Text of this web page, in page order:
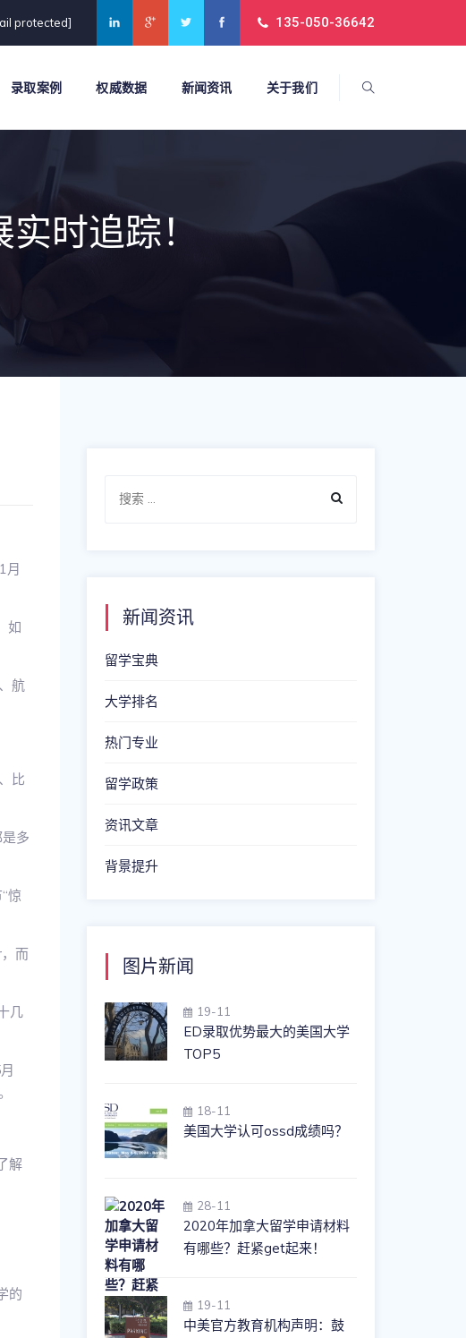
protected] 135-050-36642
录取案例 权威数据 新闻资讯 关于我们
实时追踪！
月
如
航
比
多
惊
而
几
解
的
新闻资讯
留学宝典
大学排名
热门专业
留学政策
资讯文章
背景提升
图片新闻
19-11
ED录取优势最大的美国大学
TOP5
18-11
美国大学认可ossd成绩吗？
28-11
2020年加拿大留学申请材料
有哪些？赶紧get起来！
19-11
中美官方教育机构声明：鼓